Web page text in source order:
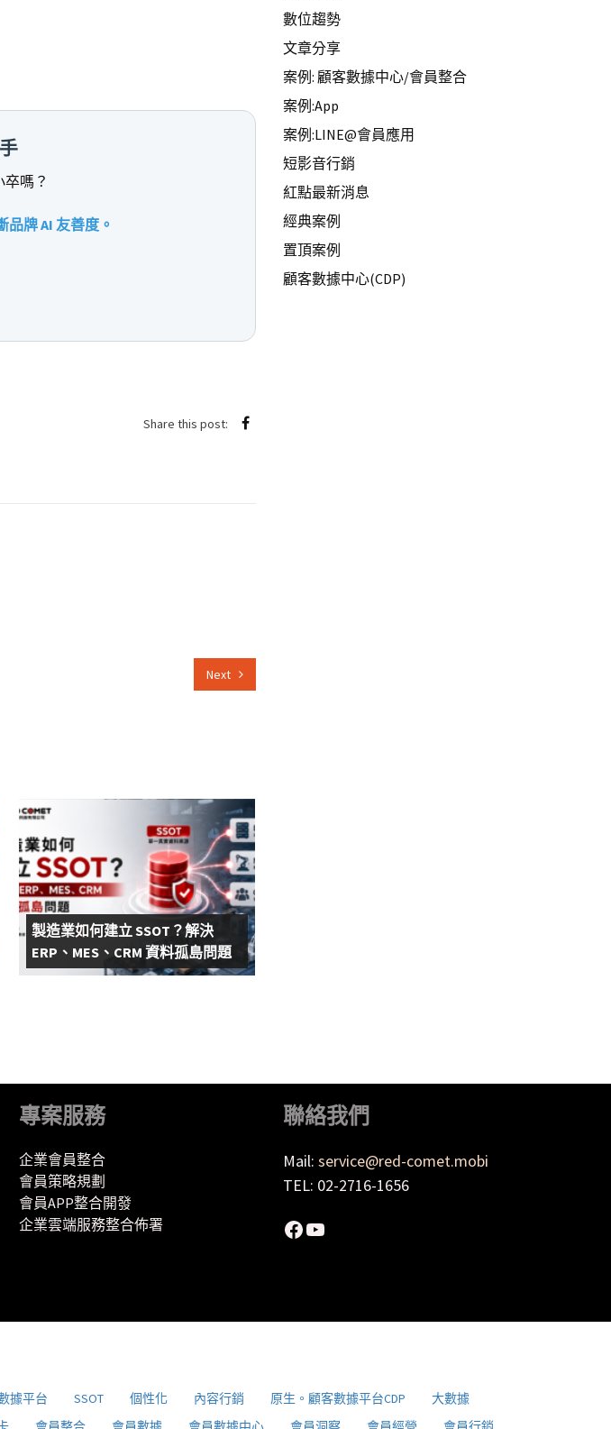
嗎？
牌 AI 友善度。
Share this post:
Next
製造業如何建立 SSOT？解決
ERP、MES、CRM 資料孤島問題
數位趨勢
文章分享
案例: 顧客數據中心/會員整合
案例:App
案例:LINE@會員應用
短影音行銷
紅點最新消息
經典案例
置頂案例
顧客數據中心(CDP)
專案服務
企業會員整合
會員策略規劃
會員APP整合開發
企業雲端服務整合佈署
聯絡我們
Mail: service@red-comet.mobi
TEL: 02-2716-1656
據平台 SSOT 個性化 內容行銷 原生。顧客數據平台CDP
大數據